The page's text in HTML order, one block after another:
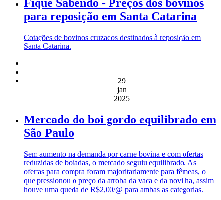
Fique Sabendo - Preços dos bovinos
para reposição em Santa Catarina
Cotações de bovinos cruzados destinados à reposição em
Santa Catarina.
29
jan
2025
Mercado do boi gordo equilibrado em
São Paulo
Sem aumento na demanda por carne bovina e com ofertas
reduzidas de boiadas, o mercado seguiu equilibrado. As
ofertas para compra foram majoritariamente para fêmeas, o
que pressionou o preço da arroba da vaca e da novilha, assim
houve uma queda de R$2,00/@ para ambas as categorias.